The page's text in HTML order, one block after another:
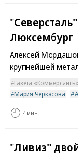
Люксембург
Алексей
крупнейшей
Газета
Мария Черкасова
4 мин.
"Ливиз"